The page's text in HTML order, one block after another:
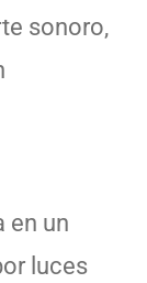
sonoro,
en un
luces